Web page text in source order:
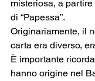
misteriosa, a
di “Papessa”.
Originariamente, il
carta era diverso,
È importante
hanno origine nel